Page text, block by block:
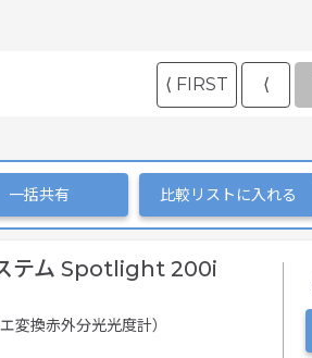
⟨ FIRST ⟨
一括共有 比較リストに入れる
テム Spotlight 200i
変換赤外分光光度計）